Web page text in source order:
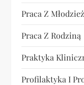
Praca Z
Praca Z Rodziną
Praktyka
Profilaktyka I